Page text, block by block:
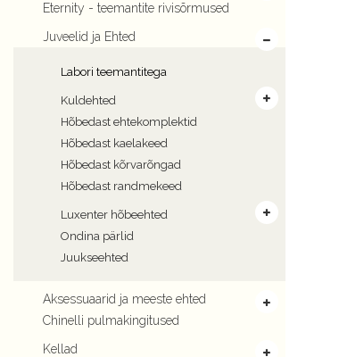
Eternity - teemantite rivisõrmused
Juveelid ja Ehted
Labori teemantitega
Kuldehted
Hõbedast ehtekomplektid
Hõbedast kaelakeed
Hõbedast kõrvarõngad
Hõbedast randmekeed
Luxenter hõbeehted
Ondina pärlid
Juukseehted
Aksessuaarid ja meeste ehted
Chinelli pulmakingitused
Kellad